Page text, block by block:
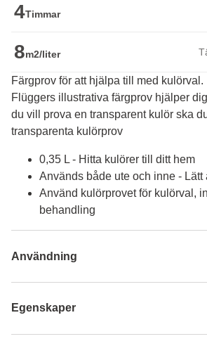
4Timmar
8m2/liter
Färgprov för att hjälpa till med kulörval.
Flüggers illustrativa färgprov hjälper
du vill prova en transparent kulör ska
transparenta kulörprov
0,35 L - Hitta kulörer till ditt hem
Används både ute och inne - Lätt
Använd kulörprovet för kulörval,
behandling
Användning
Egenskaper